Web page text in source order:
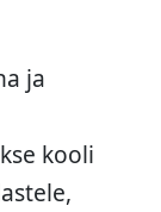
ja
kooli